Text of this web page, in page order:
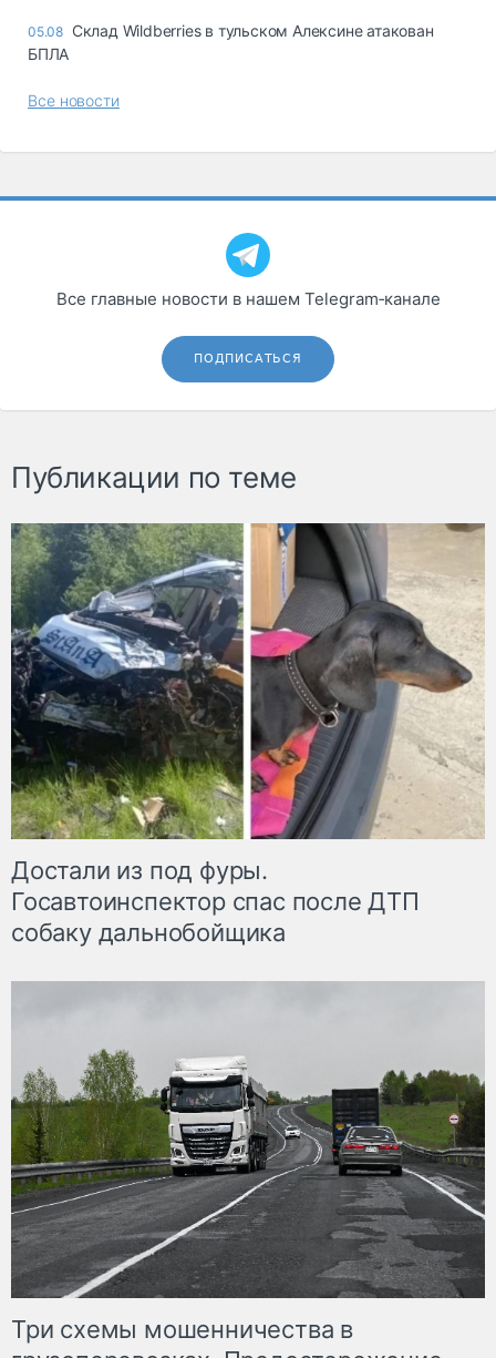
05.08 Склад Wildberries в тульском Алексине атакован
БПЛА
Все новости
Все главные новости в нашем Telegram‑канале
ПОДПИСАТЬСЯ
Публикации по теме
Достали из под фуры.
Госавтоинспектор спас после ДТП
собаку дальнобойщика
Три схемы мошенничества в